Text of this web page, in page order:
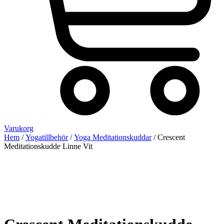
Varukorg
Hem /Yogatillbehör/Yoga Meditationskuddar/ Crescent
Meditationskudde Linne Vit